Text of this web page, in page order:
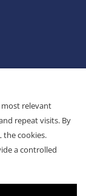
relevant
repeat visits. By
the cookies.
a controlled